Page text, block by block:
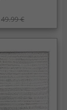
49.99 €